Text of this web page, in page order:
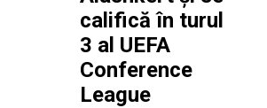
califică în turul
3 al UEFA
Conference
League